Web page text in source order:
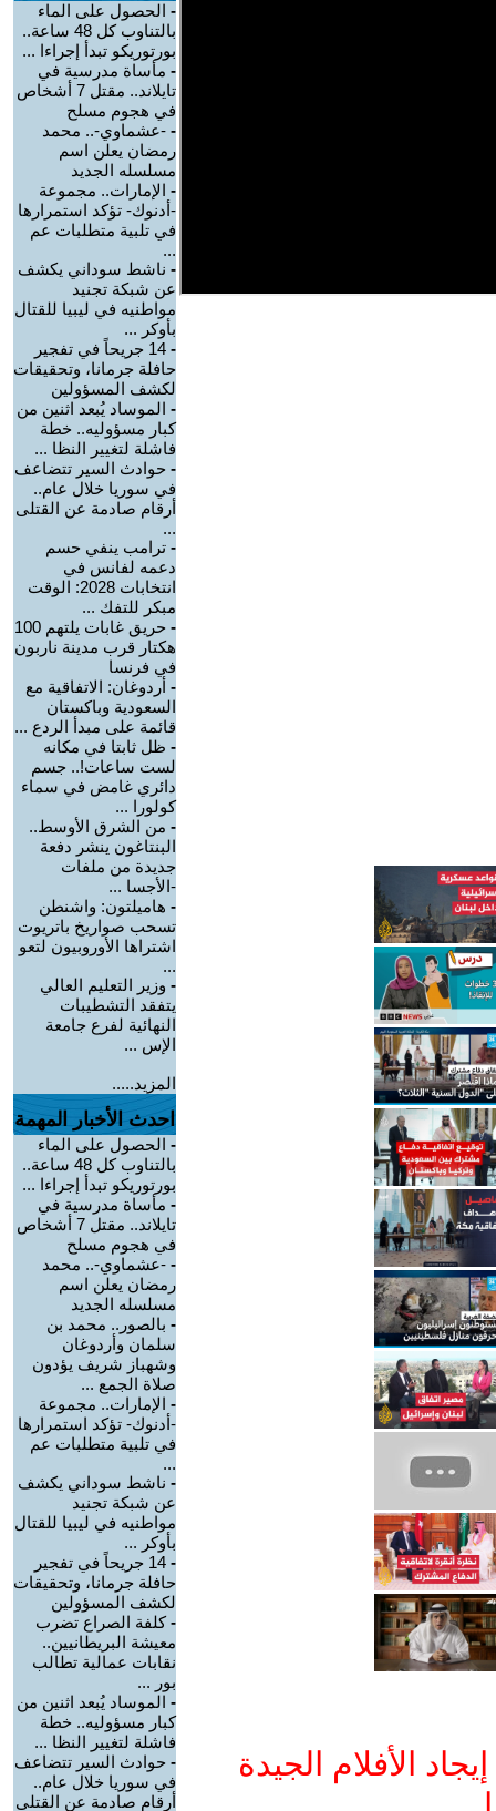
الأفلام الجيدة
- الحصول على الماء
بالتناوب كل 48 ساعة..
بورتوريكو تبدأ إجراءا ...
- مأساة مدرسية في
تايلاند.. مقتل 7 أشخاص
في هجوم مسلح
- -عشماوي-.. محمد
رمضان يعلن اسم
مسلسله الجديد
- الإمارات.. مجموعة
-أدنوك- تؤكد استمرارها
في تلبية متطلبات عم
...
- ناشط سوداني يكشف
عن شبكة تجنيد
مواطنيه في ليبيا للقتال
بأوكر ...
-
14 جريحاً في تفجير
حافلة جرمانا، وتحقيقات
لكشف المسؤولين
- الموساد يُبعد اثنين من
كبار مسؤوليه.. خطة
فاشلة لتغيير النظا ...
- حوادث السير تتضاعف
في سوريا خلال عام..
أرقام صادمة عن القتلى
...
- ترامب ينفي حسم
دعمه لفانس في
انتخابات 2028: الوقت
مبكر للتفك ...
-
حريق غابات يلتهم 100
هكتار قرب مدينة ناربون
في فرنسا
- أردوغان: الاتفاقية مع
السعودية وباكستان
قائمة على مبدأ الردع ...
- ظل ثابتا في مكانه
لست ساعات!.. جسم
دائري غامض في سماء
كولورا ...
- من الشرق الأوسط..
البنتاغون ينشر دفعة
جديدة من ملفات
-الأجسا ...
- هاميلتون: واشنطن
تسحب صواريخ باتريوت
اشتراها الأوروبيون لتعو
...
- وزير التعليم العالي
يتفقد التشطيبات
النهائية لفرع جامعة
الإس ...
المزيد.....
احدث الأخبار المهمة
- الحصول على الماء
بالتناوب كل 48 ساعة..
بورتوريكو تبدأ إجراءا ...
- مأساة مدرسية في
تايلاند.. مقتل 7 أشخاص
في هجوم مسلح
- -عشماوي-.. محمد
رمضان يعلن اسم
مسلسله الجديد
- بالصور.. محمد بن
سلمان وأردوغان
وشهباز شريف يؤدون
صلاة الجمع ...
- الإمارات.. مجموعة
-أدنوك- تؤكد استمرارها
في تلبية متطلبات عم
...
- ناشط سوداني يكشف
عن شبكة تجنيد
مواطنيه في ليبيا للقتال
بأوكر ...
-
14 جريحاً في تفجير
حافلة جرمانا، وتحقيقات
لكشف المسؤولين
-كلفة الصراع تضرب
معيشة البريطانيين..
نقابات عمالية تطالب
بور ...
- الموساد يُبعد اثنين من
كبار مسؤوليه.. خطة
فاشلة لتغيير النظا ...
- حوادث السير تتضاعف
في سوريا خلال عام..
أرقام صادمة عن القتلى